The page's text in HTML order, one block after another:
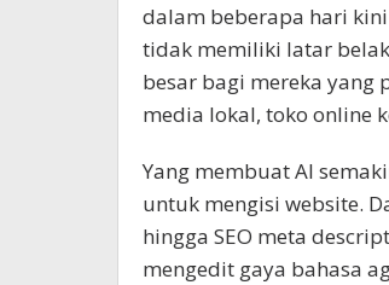
dalam beberapa hari
tidak memiliki latar
besar bagi mereka yang
media lokal, toko online
Yang membuat AI
untuk mengisi website.
hingga SEO meta
mengedit gaya bahasa